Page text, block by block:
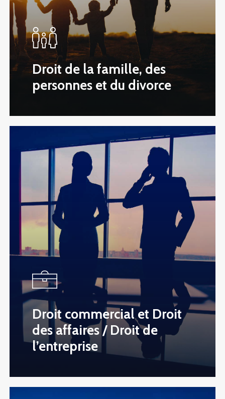
Droit de la famille, des
personnes et du divorce
Droit commercial et Droit
des affaires / Droit de
l’entreprise